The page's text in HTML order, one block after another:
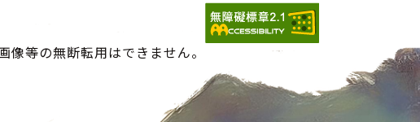
等の無断転用はできません。